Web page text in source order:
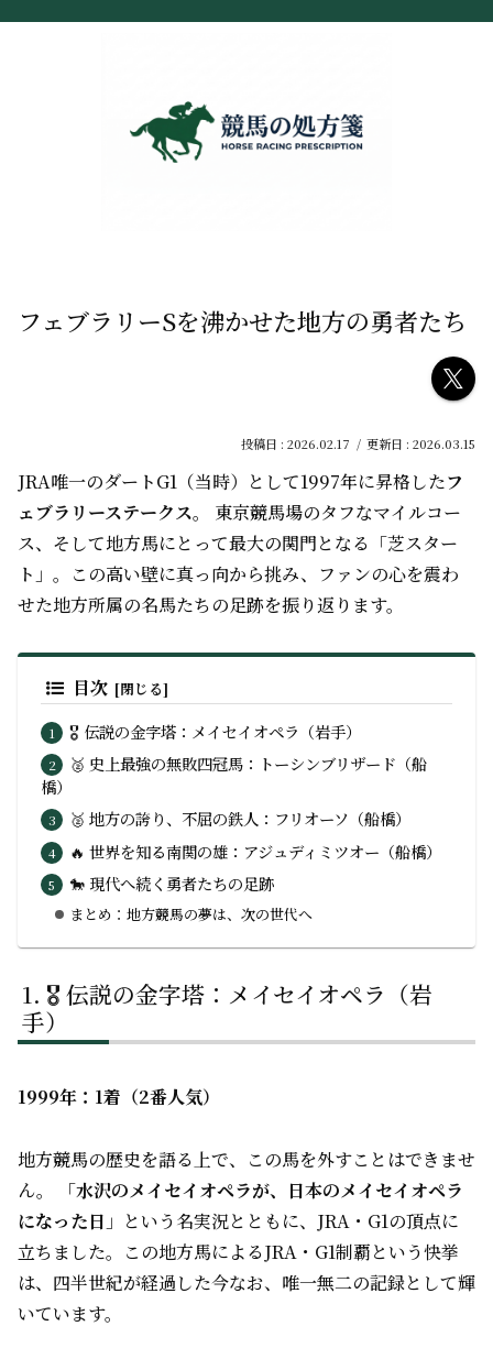
フェブラリーSを沸かせた地方の勇者たち
2026.02.17 2026.03.15
JRA唯一のダートG1（当時）として1997年に昇格したフ
ェブラリーステークス。 東京競馬場のタフなマイルコー
ス、そして地方馬にとって最大の関門となる「芝スター
ト」。この高い壁に真っ向から挑み、ファンの心を震わ
せた地方所属の名馬たちの足跡を振り返ります。
目次
🎖 伝説の金字塔：メイセイオペラ（岩手）
🥈 史上最強の無敗四冠馬：トーシンブリザード（船
橋）
🥈 地方の誇り、不屈の鉄人：フリオーソ（船橋）
🔥 世界を知る南関の雄：アジュディミツオー（船橋）
🐎 現代へ続く勇者たちの足跡
まとめ：地方競馬の夢は、次の世代へ
🎖 伝説の金字塔：メイセイオペラ（岩
手）
1999年：1着（2番人気）
地方競馬の歴史を語る上で、この馬を外すことはできませ
ん。 「水沢のメイセイオペラが、日本のメイセイオペラ
になった日 」という名実況とともに、JRA・G1の頂点に
立ちました。この地方馬によるJRA・G1制覇という快挙
は、四半世紀が経過した今なお、唯一無二の記録として輝
いています。